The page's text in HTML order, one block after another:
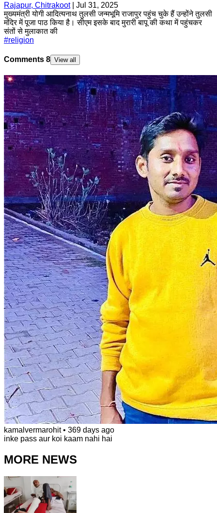
Rajapur, Chitrakoot| Jul 31, 2025
मुख्यमंत्री योगी आदित्यनाथ तुलसी जन्मभूमि राजापुर पहुंच चुके हैं उन्होंने तुलसी
मंदिर में पूजा पाठ किया है। सीएम इसके बाद मुरारी बापू की कथा में पहुंचकर
संतों से मुलाकात की
#religion
Comments 8 View all
kamalvermarohit• 369 days ago
inke pass aur koi kaam nahi hai
MORE NEWS